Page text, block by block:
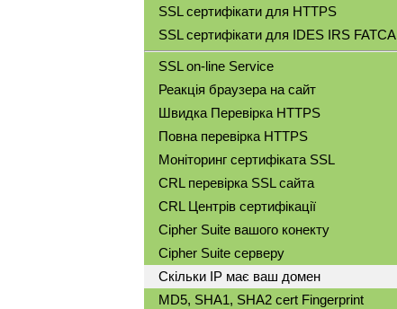
SSL сертифікати для HTTPS
SSL сертифікати для IDES IRS FATCA
SSL on-line Service
Реакція браузера на сайт
Швидка Перевірка HTTPS
Повна перевірка HTTPS
Моніторинг сертифіката SSL
CRL перевірка SSL сайта
CRL Центрів сертифікації
Cipher Suite вашого конекту
Cipher Suite серверу
Скільки IP має ваш домен
MD5, SHA1, SHA2 cert Fingerprint